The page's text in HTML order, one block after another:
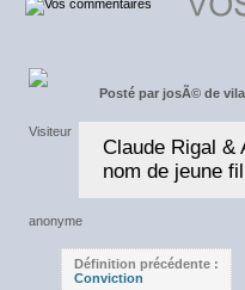
Posté par josÃ© de vila
Claude Rigal &
nom de jeune
Définition précédente :
Conviction